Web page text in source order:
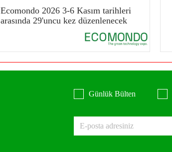
Ecomondo 2026 3-6 Kasım tarihleri
arasında 29'uncu kez düzenlenecek
Günlük Bülten